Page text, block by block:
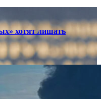
хотят лишать